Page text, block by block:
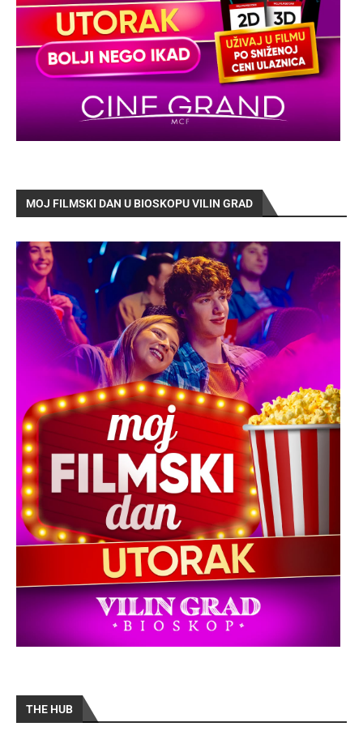
MOJ FILMSKI DAN U BIOSKOPU VILIN GRAD
THE HUB